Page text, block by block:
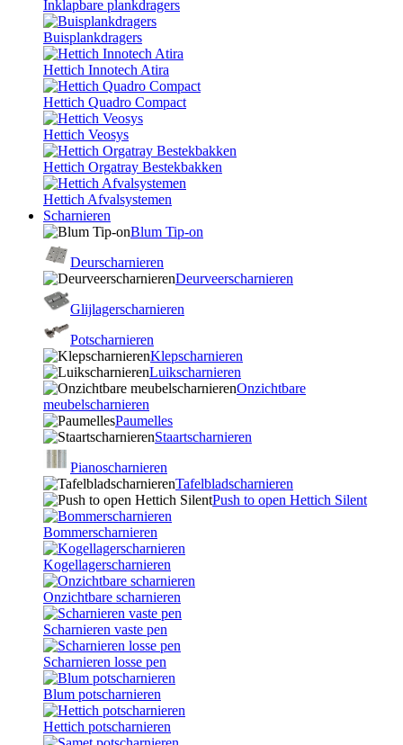
Inklapbare plankdragers
Buisplankdragers
Hettich Innotech Atira
Hettich Quadro Compact
Hettich Veosys
Hettich Orgatray Bestekbakken
Hettich Afvalsystemen
Scharnieren
Blum Tip-on
Deurscharnieren
Deurveerscharnieren
Glijlagerscharnieren
Potscharnieren
Klepscharnieren
Luikscharnieren
Onzichtbare
meubelscharnieren
Paumelles
Staartscharnieren
Pianoscharnieren
Tafelbladscharnieren
Push to open Hettich Silent
Bommerscharnieren
Kogellagerscharnieren
Onzichtbare scharnieren
Scharnieren vaste pen
Scharnieren losse pen
Blum potscharnieren
Hettich potscharnieren